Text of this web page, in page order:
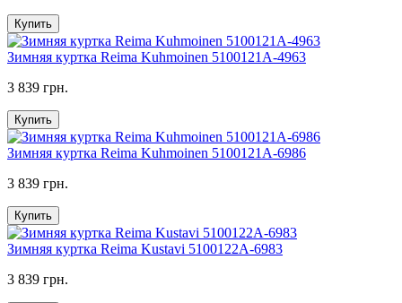
Купить
Зимняя куртка Reima Kuhmoinen 5100121A-4963
3 839 грн.
Купить
Зимняя куртка Reima Kuhmoinen 5100121A-6986
3 839 грн.
Купить
Зимняя куртка Reima Kustavi 5100122A-6983
3 839 грн.